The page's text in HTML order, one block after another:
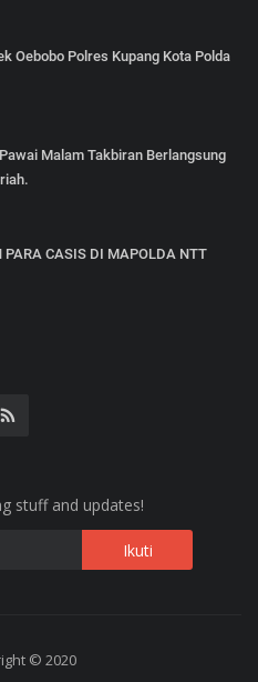
Oebobo Polres Kupang Kota Polda
Malam Takbiran Berlangsung
PARA CASIS DI MAPOLDA NTT
stuff and updates!
© 2020